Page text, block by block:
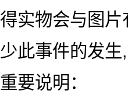
得实物会与图
少此事件的发
重要说明：